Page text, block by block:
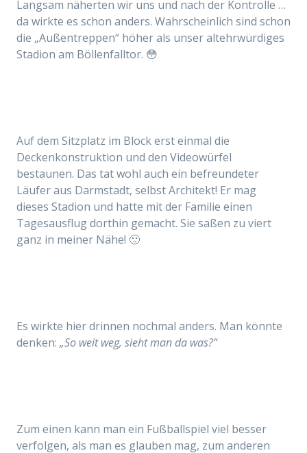
Langsam näherten wir uns und nach der Kontrolle …
da wirkte es schon anders. Wahrscheinlich sind schon
die „Außentreppen“ höher als unser altehrwürdiges
Stadion am Böllenfalltor. 😳
Auf dem Sitzplatz im Block erst einmal die
Deckenkonstruktion und den Videowürfel
bestaunen. Das tat wohl auch ein befreundeter
Läufer aus Darmstadt, selbst Architekt! Er mag
dieses Stadion und hatte mit der Familie einen
Tagesausflug dorthin gemacht. Sie saßen zu viert
ganz in meiner Nähe! 🙂
Es wirkte hier drinnen nochmal anders. Man könnte
denken: „So weit weg, sieht man da was?“
Zum einen kann man ein Fußballspiel viel besser
verfolgen, als man es glauben mag, zum anderen